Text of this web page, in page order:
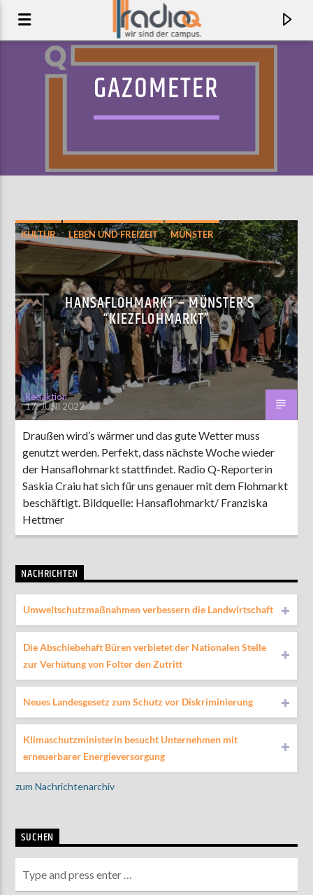
AKTUELLER TRACK
MARRIED TO BEETLEJUICE
MURMANSK
AKTUELLE SENDUNG
MOEBIUS
00:00 18:00
ZU HÖREN IN Münster 90,9 MHzSteinfurt103,9 MHz
GAZOMETER
KULTUR LEBEN UND FREIZEIT MÜNSTER
HANSAFLOHMARKT – MÜNSTER’S
“KIEZFLOHMARKT”
Redaktion
17. JUNI 2022
Draußen wird’s wärmer und das gute Wetter muss
genutzt werden. Perfekt, dass nächste Woche wieder
der Hansaflohmarkt stattfindet. Radio Q-Reporterin
Saskia Craiu hat sich für uns genauer mit dem Flohmarkt
beschäftigt. Bildquelle: Hansaflohmarkt/ Franziska
Hettmer
NACHRICHTEN
Umweltschutzmaßnahmen verbessern die Landwirtschaft
Die Abschiebehaft Büren verbietet der Nationalen Stelle
zur Verhütung von Folter den Zutritt
Neues Landesgesetz zum Schutz vor Diskriminierung
Klimaschutzministerin besucht Unternehmen mit
erneuerbarer Energieversorgung
zum Nachrichtenarchiv
SUCHEN